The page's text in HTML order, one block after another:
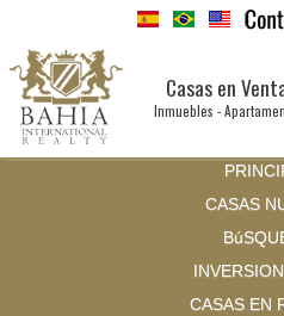
Casas en
Inmuebles -
CASAS
CASAS EN